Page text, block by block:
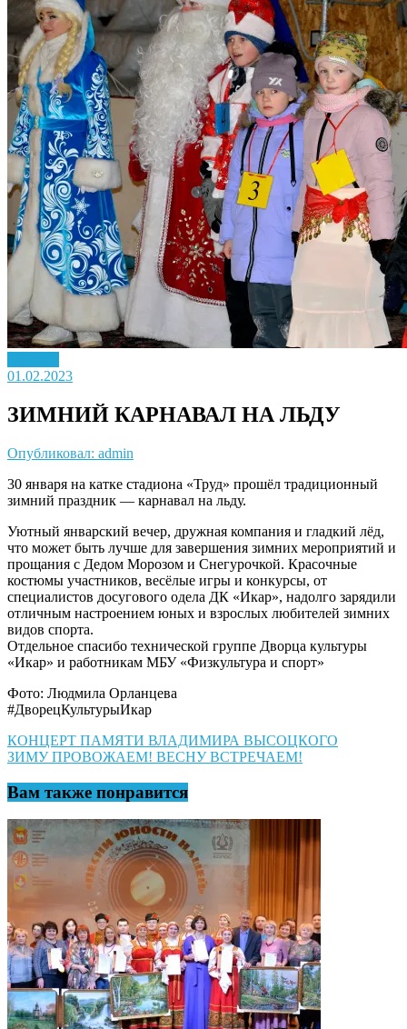
01.02.2023
ЗИМНИЙ КАРНАВАЛ НА ЛЬДУ
Опубликовал: admin
30 января на катке стадиона «Труд» прошёл традиционный
зимний праздник — карнавал на льду.
Уютный январский вечер, дружная компания и гладкий лёд,
что может быть лучше для завершения зимних мероприятий и
прощания с Дедом Морозом и Снегурочкой. Красочные
костюмы участников, весёлые игры и конкурсы, от
специалистов досугового одела ДК «Икар», надолго зарядили
отличным настроением юных и взрослых любителей зимних
видов спорта.
Отдельное спасибо технической группе Дворца культуры
«Икар» и работникам МБУ «Физкультура и спорт»
Фото: Людмила Орланцева
#ДворецКультурыИкар
Навигация
по
записям
КОНЦЕРТ ПАМЯТИ ВЛАДИМИРА ВЫСОЦКОГО
ЗИМУ ПРОВОЖАЕМ! ВЕСНУ ВСТРЕЧАЕМ!
Вам также понравится